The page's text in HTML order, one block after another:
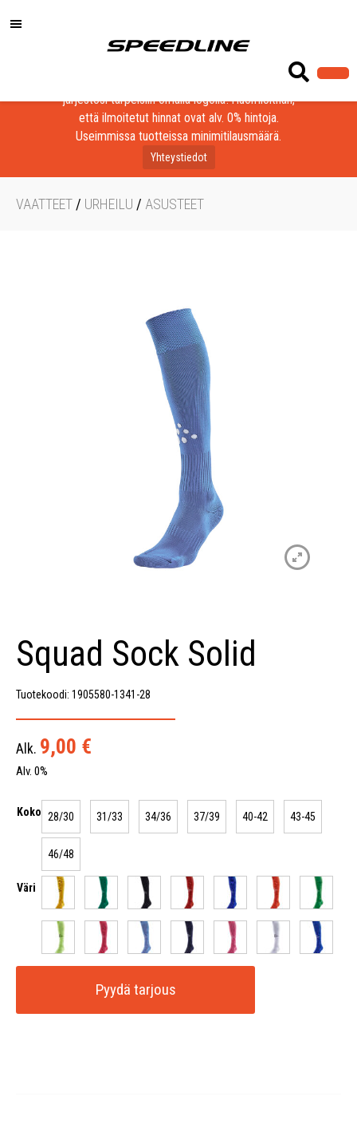
Löydä laadukkaat tuotteet yrityksesi, seurasi tai
järjestösi tarpeisiin omalla logolla! Huomioithan,
että ilmoitetut hinnat ovat alv. 0% hintoja.
Useimmissa tuotteissa minimitilausmäärä.
Yhteystiedot
VAATTEET / URHEILU / ASUSTEET
Squad Sock Solid
Tuotekoodi: 1905580-1341-28
Alk. 9,00 €
Alv. 0%
Koko 28/30 31/33 34/36 37/39 40-42 43-45
46/48
Väri
Pyydä tarjous